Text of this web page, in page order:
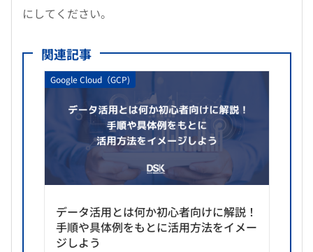
にしてください。
関連記事
Google Cloud（GCP)
データ活用とは何か初心者向けに解説！
手順や具体例をもとに活用方法をイメー
ジしよう